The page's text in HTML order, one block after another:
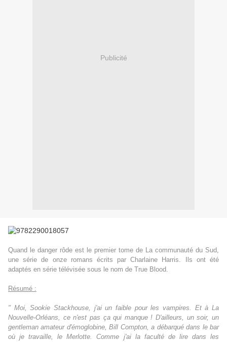
Publicité
Quand le danger rôde est le premier tome de La communauté du Sud,
une série de onze romans écrits par Charlaine Harris. Ils ont été
adaptés en série télévisée sous le nom de True Blood.
Résumé :
" Moi, Sookie Stackhouse, j'ai un faible pour les vampires. Et à La
Nouvelle-Orléans, ce n'est pas ça qui manque ! D'ailleurs, un soir, un
gentleman amateur d'émoglobine, Bill Compton, a débarqué dans le bar
où je travaille, le Merlotte. Comme j'ai la faculté de lire dans les